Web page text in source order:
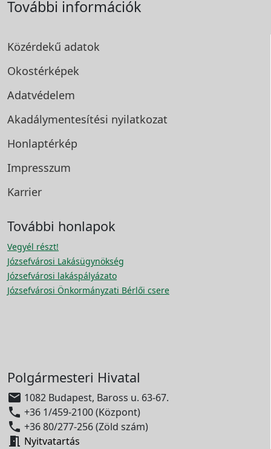
További információk
Közérdekű adatok
Okostérképek
Adatvédelem
Akadálymentesítési nyilatkozat
Honlaptérkép
Impresszum
Karrier
További honlapok
Vegyél részt!
Józsefvárosi Lakásügynökség
Józsefvárosi lakáspályázato
Józsefvárosi Önkormányzati Bérlői csere
Polgármesteri Hivatal
 1082 Budapest, Baross u. 63-67.
 +36 1/459-2100 (Központ)
 +36 80/277-256 (Zöld szám)
 Nyitvatartás